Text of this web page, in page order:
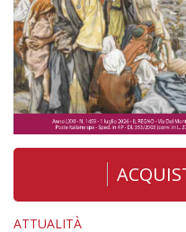
ATTUALITÀ